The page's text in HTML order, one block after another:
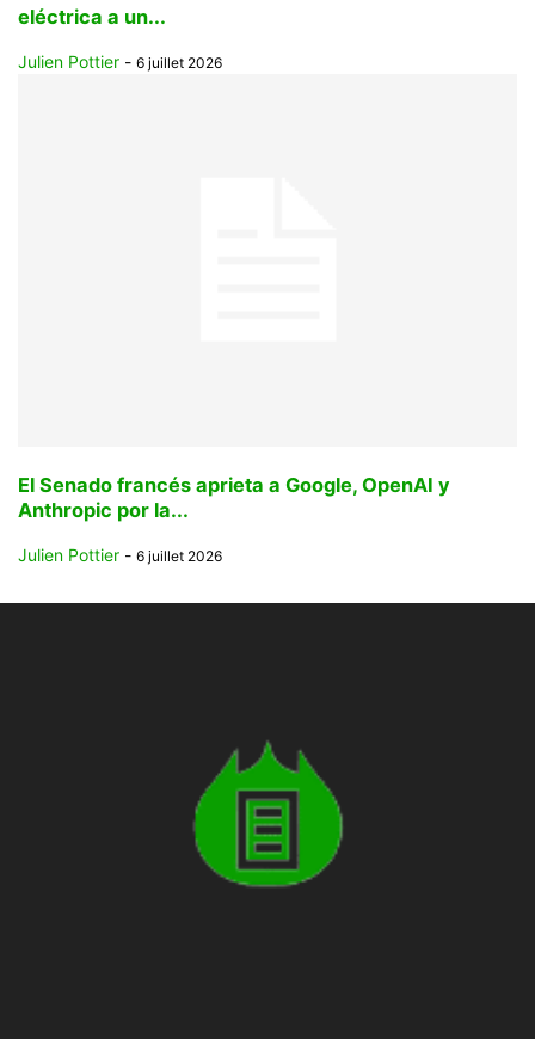
eléctrica a un...
Julien Pottier - 6 juillet 2026
El Senado francés aprieta a Google, OpenAI y
Anthropic por la...
Julien Pottier - 6 juillet 2026